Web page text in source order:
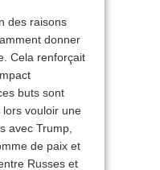
des raisons
donner
Cela renforçait
buts sont
vouloir une
avec Trump,
de paix et
Russes et